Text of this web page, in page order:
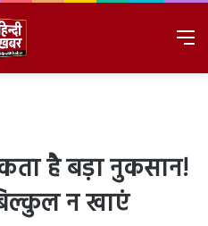
है बड़ा नुकसान!
न खाएं